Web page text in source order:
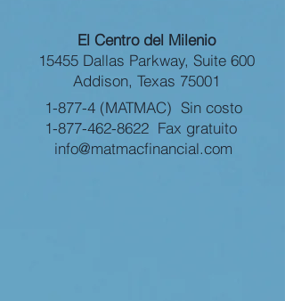
El Centro del Milenio
15455 Dallas Parkway, Suite 600
Addison, Texas 75001
1-877-4 (MATMAC) Sin costo
1-877-462-8622 Fax gratuito
info@matmacfinancial.com